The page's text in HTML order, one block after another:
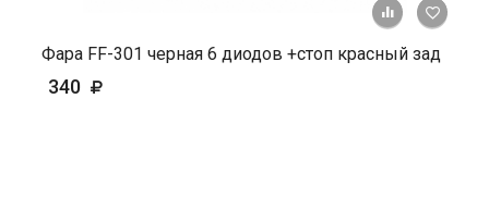
+ К
Фара FF-301 черная 6 диодов +стоп красный зад
340